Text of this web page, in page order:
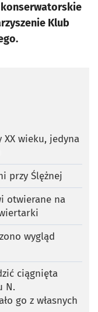
konserwatorskie
Klub
XX wieku, jedyna
przy Ślężnej
otwierane na
wygląd
ciągnięta
N.
go z własnych